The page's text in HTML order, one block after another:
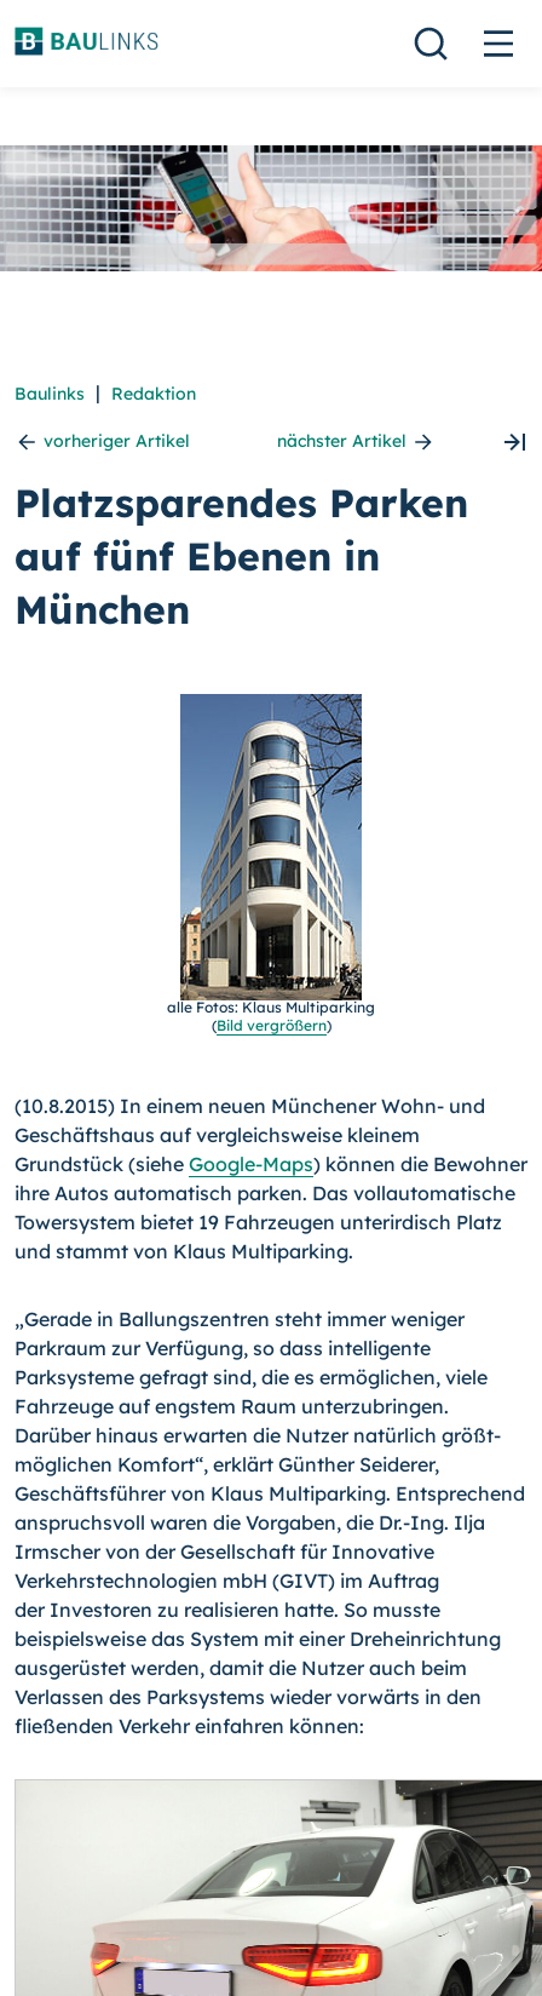
Baulinks | Redaktion
vorheriger Artikel nächster Artikel
Platzsparendes Parken
auf fünf Ebenen in
München
alle Fotos: Klaus Multiparking
(Bild vergrößern)
(10.8.2015) In einem neuen Münchener Wohn- und
Geschäfts­haus auf vergleichsweise kleinem
Grundstück (siehe Google-Maps) können die Bewohner
ihre Autos automatisch parken. Das vollautomatische
Towersystem bietet 19 Fahrzeugen un­terirdisch Platz
und stammt von Klaus Multiparking.
„Gerade in Ballungszentren steht immer weniger
Parkraum zur Verfügung, so dass intelligente
Parksysteme gefragt sind, die es ermöglichen, viele
Fahrzeuge auf engstem Raum unterzu­bringen.
Darüber hinaus erwarten die Nutzer natürlich größt­
möglichen Komfort“, erklärt Günther Seiderer,
Geschäftsfüh­rer von Klaus Multiparking. Entsprechend
anspruchsvoll waren die Vorgaben, die Dr.-Ing. Ilja
Irmscher von der Gesellschaft für Innovative
Verkehrstechnologien mbH (GIVT) im Auftrag
der Investoren zu realisieren hatte. So musste
beispielsweise das System mit einer Dreheinrichtung
ausgerüstet werden, da­mit die Nutzer auch beim
Verlassen des Parksystems wieder vorwärts in den
fließenden Verkehr einfahren kön­nen: